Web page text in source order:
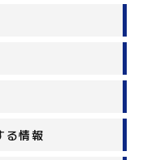
る情報